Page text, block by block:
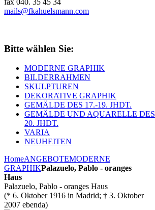
fax 040. 35 45 34
mails@fkahuelsmann.com
Bitte wählen Sie:
MODERNE GRAPHIK
BILDERRAHMEN
SKULPTUREN
DEKORATIVE GRAPHIK
GEMÄLDE DES 17.-19. JHDT.
GEMÄLDE UND AQUARELLE DES
20. JHDT.
VARIA
NEUHEITEN
HomeANGEBOTEMODERNE
GRAPHIKPalazuelo, Pablo - oranges
Haus
Palazuelo, Pablo - oranges Haus
(* 6. Oktober 1916 in Madrid; † 3. Oktober
2007 ebenda)